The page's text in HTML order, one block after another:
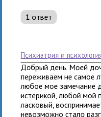
1 ответ
психиатрия и
Добрый день. Моей
переживаем не самое
любое мое замечание
истерикой, любой мой
ласковый,
невозможно стало